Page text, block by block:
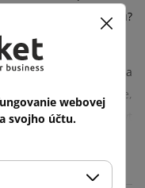
fungovanie skladu?
správneho vybavenia a
čo si možno myslíte,
by mali byť
každodennú
webovej
svojho účtu.